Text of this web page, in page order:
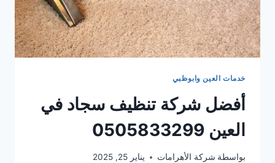
خدمات العين وابوظبي
أفضل شركة تنظيف سجاد في
العين 0505833299
بواسطة شركة الأهرامات يناير 25, 2025